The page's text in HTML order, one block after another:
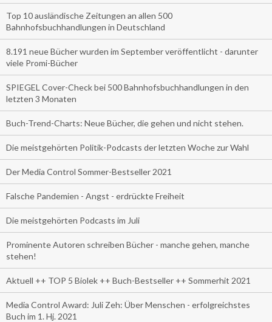
Top 10 ausländische Zeitungen an allen 500
Bahnhofsbuchhandlungen in Deutschland
8.191 neue Bücher wurden im September veröffentlicht - darunter
viele Promi-Bücher
SPIEGEL Cover-Check bei 500 Bahnhofsbuchhandlungen in den
letzten 3 Monaten
Buch-Trend-Charts: Neue Bücher, die gehen und nicht stehen.
Die meistgehörten Politik-Podcasts der letzten Woche zur Wahl
Der Media Control Sommer-Bestseller 2021
Falsche Pandemien - Angst - erdrückte Freiheit
Die meistgehörten Podcasts im Juli
Prominente Autoren schreiben Bücher - manche gehen, manche
stehen!
Aktuell ++ TOP 5 Biolek ++ Buch-Bestseller ++ Sommerhit 2021
Media Control Award: Juli Zeh: Über Menschen - erfolgreichstes
Buch im 1. Hj. 2021